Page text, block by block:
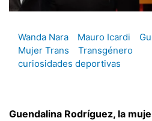
Wanda Nara Mauro Icardi
Mujer Trans
Transgénero
curiosidades deportivas
Guendalina Rodríguez, la